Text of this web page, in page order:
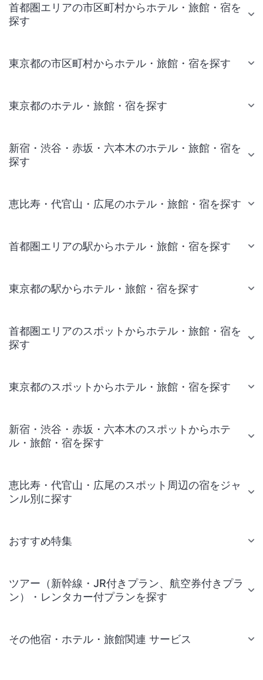
首都圏エリアの市区町村からホテル・旅館・宿を
探す
東京都の市区町村からホテル・旅館・宿を探す
東京都のホテル・旅館・宿を探す
新宿・渋谷・赤坂・六本木のホテル・旅館・宿を
探す
恵比寿・代官山・広尾のホテル・旅館・宿を探す
首都圏エリアの駅からホテル・旅館・宿を探す
東京都の駅からホテル・旅館・宿を探す
首都圏エリアのスポットからホテル・旅館・宿を
探す
東京都のスポットからホテル・旅館・宿を探す
新宿・渋谷・赤坂・六本木のスポットからホテ
ル・旅館・宿を探す
恵比寿・代官山・広尾のスポット周辺の宿をジャ
ンル別に探す
おすすめ特集
ツアー（新幹線・JR付きプラン、航空券付きプラ
ン）・レンタカー付プランを探す
その他宿・ホテル・旅館関連 サービス